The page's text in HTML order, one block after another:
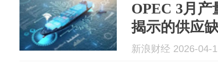
OPEC 3月
揭示的供应
预判
新浪财经 2026-04-